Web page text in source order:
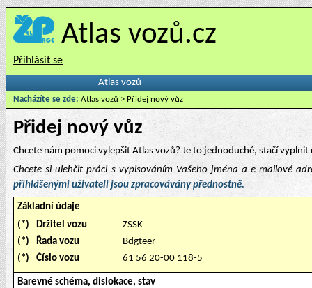
Atlas vozů.cz
Přihlásit se
Atlas vozů
Nacházíte se zde: Atlas vozů > Přidej nový vůz
Přidej nový vůz
Chcete nám pomoci vylepšit Atlas vozů? Je to jednoduché, stačí
Chcete si ulehčit práci s vypisováním Vašeho jména a e-mailové
přihlášenými uživateli jsou zpracovávány přednostně.
Základní údaje
(*)
Držitel vozu
ZSSK
(*)
Řada vozu
Bdgteer
(*)
Číslo vozu 61 56 20-00 118-5
Barevné schéma, dislokace, stav